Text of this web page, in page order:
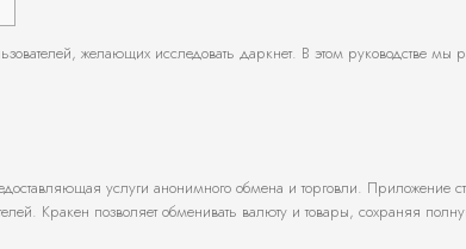
желающих исследовать даркнет. В этом руководстве мы
услуги анонимного обмена и торговли. Приложение
Кракен позволяет обменивать валюту и товары, сохраняя